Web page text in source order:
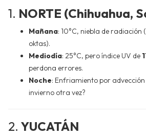
1. NORTE (Chihuahua,
Mañana: 10°C, niebla de radiación
oktas).
Mediodía: 25°C, pero índice UV de
perdona errores.
Noche: Enfriamiento por
invierno otra vez?
2. YUCATÁN